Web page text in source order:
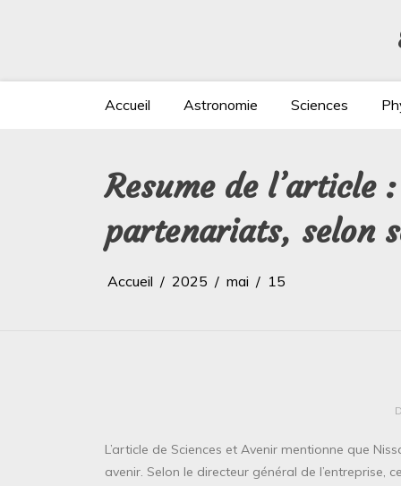
Accueil Astronomie Sciences
Resume de l’article
partenariats, selon
Accueil 2025 mai 15
L’article de Sciences et Avenir mentionne que
avenir. Selon le directeur général de